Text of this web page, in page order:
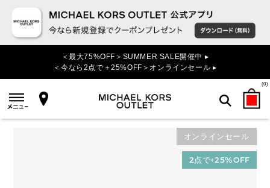
＜最大75%OFF＞SUMMER SALE開催中 ▸
＜今なら2点で＋25%OFF＞オンラインセール ▸
(0)
検索
オンラインセール
2点で+25%OFF